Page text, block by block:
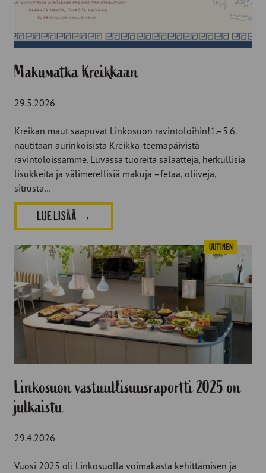
Makumatka Kreikkaan
29.5.2026
Kreikan maut saapuvat Linkosuon ravintoloihin!1.–5.6.
nautitaan aurinkoisista Kreikka-teemapäivistä
ravintoloissamme. Luvassa tuoreita salaatteja, herkullisia
lisukkeita ja välimerellisiä makuja –fetaa, oliiveja,
sitrusta…
LUE LISÄÄ →
Uutinen
Linkosuon vastuullisuusraportti 2025 on
julkaistu
29.4.2026
Vuosi 2025 oli Linkosuolla voimakasta kehittämisen ja